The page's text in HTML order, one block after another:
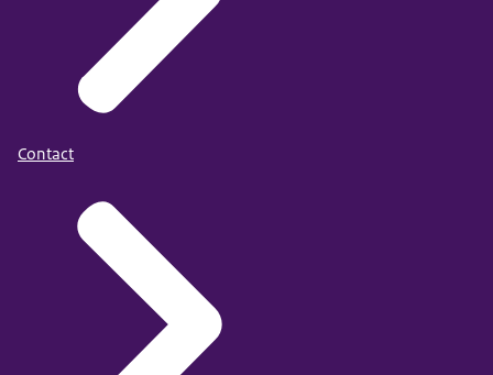
Contact